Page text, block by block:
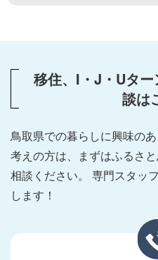
移住、I・J・Uタ
談は
鳥取県での暮らしに興味の
考えの方は、
まずはふるさ
相談ください。
専門スタッ
します！